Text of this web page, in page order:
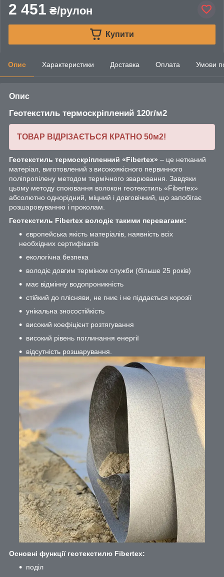
2 451 ₴/рулон
Купити
Опис Характеристики Доставка Оплата Умови
Опис
Геотекстиль термоскріплений 120г/м2
ТОВАР ВІДРІЗАЄТЬСЯ КРАТНО 50м2!
Геотекстиль термоскріпленний «Fibertex» – це нетканий
матеріал, виготовлений з високоякісного первинного
поліпропілену методом термічного зварювання. Завдяки
цьому методу споювання волокон геотекстиль «Fibertex»
абсолютно однорідний, міцний і довговічний, що запобігає
розшаровуванню і проколам.
Геотекстиль Fibertex володіє такими перевагами:
європейська якість матеріалів, наявність всіх
необхідних сертифікатів
екологічна безпека
володіє довгим терміном служби (більше 25 років)
має відмінну водопроникність
стійкий до плісняви, не гниє і не піддається корозії
унікальна зносостійкість
високий коефіцієнт розтягування
високий рівень поглинання енергії
відсутність розшарування.
Основні функції геотекстилю Fibertex:
поділ